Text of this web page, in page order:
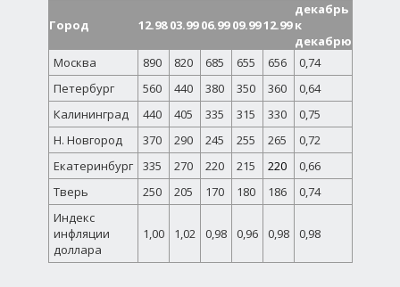
Город 12.98 03.99 06.99 09.9912.99
декабрь
к
декабрю
Москва
890 820 685 655 656
0,74
Петербург
560 440 380 350 360
0,64
Калининград
440 405 335 315 330
0,75
Н. Новгород
370 290 245 255 265
0,72
Екатеринбург
335 270 220 215 220
0,66
Тверь
250 205 170 180 186
0,74
Индекс
инфляции
доллара
1,00 1,02 0,98 0,96 0,98 0,98